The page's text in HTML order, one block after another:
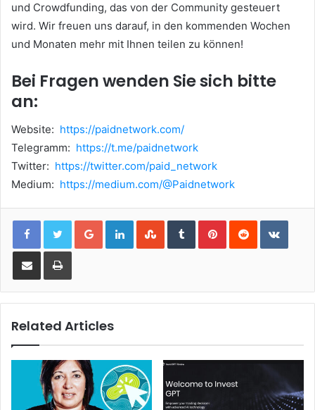
und Crowdfunding, das von der Community gesteuert
wird. Wir freuen uns darauf, in den kommenden Wochen
und Monaten mehr mit Ihnen teilen zu können!
Bei Fragen wenden Sie sich bitte
an:
Website: https://paidnetwork.com/
Telegramm: https://t.me/paidnetwork
Twitter: https://twitter.com/paid_network
Medium: https://medium.com/@Paidnetwork
Google+LinkedInStumbleUpon
TumblrPinterestReddit
Share via Email Print
Related Articles